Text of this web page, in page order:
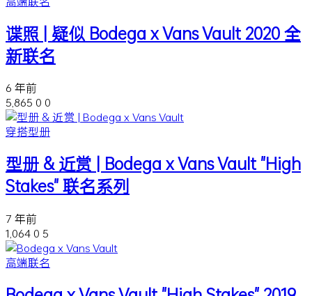
谍照 | 疑似 Bodega x Vans Vault 2020 全
新联名
6 年前
5,865 0 0
穿搭型册
型册 & 近赏 | Bodega x Vans Vault "High
Stakes" 联名系列
7 年前
1,064 0 5
高端联名